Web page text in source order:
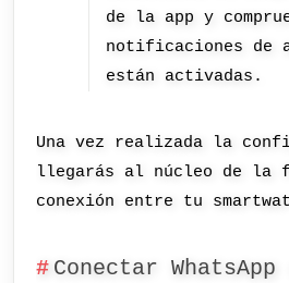
de la app y
notificaciones de
están activadas.
Una vez realizada la
llegarás al núcleo de la
conexión entre tu
Conectar